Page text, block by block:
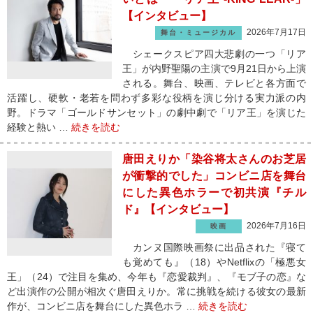
【インタビュー】
舞台・ミュージカル 2026年7月17日
シェークスピア四大悲劇の一つ「リア
王」が内野聖陽の主演で9月21日から上演
される。舞台、映画、テレビと各方面で
活躍し、硬軟・老若を問わず多彩な役柄を演じ分ける実力派の内
野。ドラマ「ゴールドサンセット」の劇中劇で「リア王」を演じた
経験と熱い … 続きを読む
唐田えりか「染谷将太さんのお芝居
が衝撃的でした」コンビニ店を舞台
にした異色ホラーで初共演『チル
ド』【インタビュー】
映画 2026年7月16日
カンヌ国際映画祭に出品された『寝て
も覚めても』（18）やNetflixの「極悪女
王」（24）で注目を集め、今年も『恋愛裁判』、『モブ子の恋』な
ど出演作の公開が相次ぐ唐田えりか。常に挑戦を続ける彼女の最新
作が、コンビニ店を舞台にした異色ホラ … 続きを読む